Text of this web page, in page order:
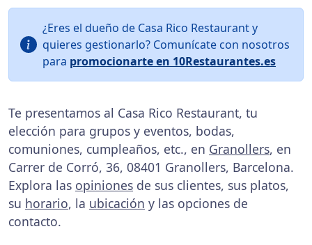
¿Eres el dueño de Casa Rico Restaurant y
quieres gestionarlo? Comunícate con nosotros
para promocionarte en 10Restaurantes.es
Te presentamos al Casa Rico Restaurant, tu
elección para grupos y eventos, bodas,
comuniones, cumpleaños, etc., en Granollers, en
Carrer de Corró, 36, 08401 Granollers, Barcelona.
Explora las opiniones de sus clientes, sus platos,
su horario, la ubicación y las opciones de
contacto.